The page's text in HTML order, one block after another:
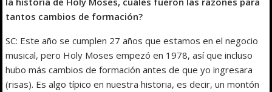
tantos cambios de formación?
SC: Este año se cumplen 27 años que estamos en el negocio
musical, pero Holy Moses empezó en 1978, así que incluso
hubo más cambios de formación antes de que yo ingresara
(risas). Es algo típico en nuestra historia, es decir, un montón